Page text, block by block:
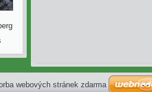
webových stránek zdarma